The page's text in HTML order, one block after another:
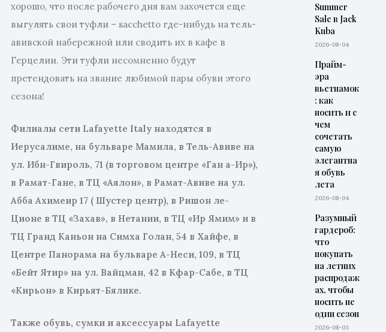
хорошо, что после рабочего дня вам захочется еще
выгулять свои туфли – sacchetto где-нибудь на тель-
авивской набережной или сводить их в кафе в
Герцелии. Эти туфли несомненно будут
претендовать на звание любимой пары обуви этого
сезона!
Филиалы сети Lafayette Italy находятся в
Иерусалиме, на бульваре Мамила, в Тель-Авиве на
ул. Ибн-Гвироль, 71 (в торговом центре «Ган а-Ир»),
в Рамат-Гане, в ТЦ «Аялон», в Рамат-Авиве на ул.
Абба Ахимеир 17 ( Шустер центр), в Ришон ле-
Ционе в ТЦ «Захав», в Нетании, в ТЦ «Ир Ямим» и в
ТЦ Гранд Каньон на Симха Голан, 54 в Хайфе, в
Центре Панорама на бульваре А-Неси, 109, в ТЦ
«Бейт Ятир» на ул. Вайцман, 42 в Кфар-Сабе, в ТЦ
«Кирьон» в Кирьят-Бялике.
Также обувь, сумки и аксессуары Lafayette
Summer
Sale в Jack
Kuba
2026-08-04
Прайм-
эра
вьетнамок
: как
носить и с
чем
сочетать
самую
элегантна
я обувь
лета
2026-08-04
Разумный
гардероб:
что
покупать
на летних
распродаж
ах, чтобы
носить не
один сезон
2026-08-03